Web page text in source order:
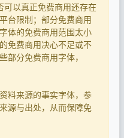
可以真正免费商用还存在
台限制；部分免费商用
体的免费商用范围太小
免费商用决心不足或不
部分免费商用字体，
料来源的事实字体，参
源与出处，从而保障免